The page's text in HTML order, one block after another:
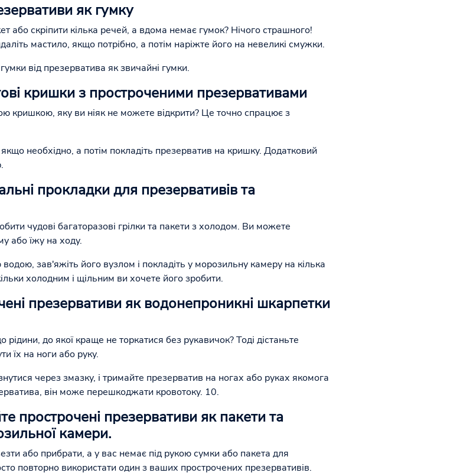
як гумку
або скріпити кілька речей, а вдома немає гумок? Нічого страшного!
мастило, якщо потрібно, а потім наріжте його на невеликі смужки.
від презерватива як звичайні гумки.
кришки з простроченими презервативами
кришкою, яку ви ніяк не можете відкрити? Це точно спрацює з
необхідно, а потім покладіть презерватив на кришку. Додатковий
прокладки для презервативів та
чудові багаторазові грілки та пакети з холодом. Ви можете
або їжу на ходу.
зав'яжіть його вузлом і покладіть у морозильну камеру на кілька
холодним і щільним ви хочете його зробити.
презервативи як водонепроникні шкарпетки
до якої краще не торкатися без рукавичок? Тоді дістаньте
їх на ноги або руку.
через змазку, і тримайте презерватив на ногах або руках якомога
він може перешкоджати кровотоку. 10.
прострочені презервативи як пакети та
камери.
або прибрати, а у вас немає під рукою сумки або пакета для
повторно використати один з ваших прострочених презервативів.